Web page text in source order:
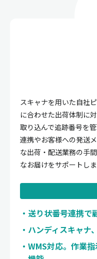
スキャナを用いた自社
に合わせた出荷体制に
取り込んで追跡番号を
連携やお客様への発送
な出荷・配送業務の手
なお届けをサポートしま
送り状番号連携で
ハンディスキャナ
WMS対応。作業